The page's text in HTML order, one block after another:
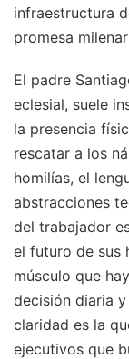
infraestructura
promesa
El padre
eclesial, suele
la presencia
rescatar a los
homilías, el
abstracciones
del trabajador
el futuro de sus
músculo que
decisión diaria
claridad es la
ejecutivos que